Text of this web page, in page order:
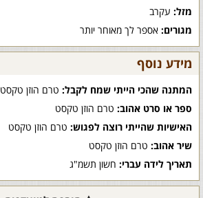
מזל: עקרב
מגורים: אספר לך מאוחר יותר
מידע נוסף
המתנה שהכי הייתי שמח לקבל: טרם הוזן טקסט
ספר או סרט אהוב: טרם הוזן טקסט
האישיות שהייתי רוצה לפגוש: טרם הוזן טקסט
שיר אהוב: טרם הוזן טקסט
תאריך לידה עברי: חשון תשמ"ג